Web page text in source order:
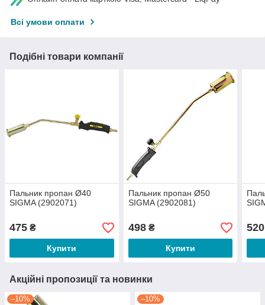
Всі умови оплати
Подібні товари компанії
Пальник пропан Ø40
SIGMA (2902071)
475 ₴
Купити
Пальник пропан Ø50
SIGMA (2902081)
498₴
Купити
520
Акційні пропозиції та новинки
–10% –10%